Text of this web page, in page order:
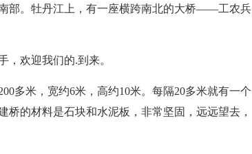
部。牡丹江上，有一座横跨南北的大桥——工农兵
，欢迎我们的.到来。
多米，宽约6米，高约10米。每隔20多米就有一个
的材料是石块和水泥板，非常坚固，远远望去，